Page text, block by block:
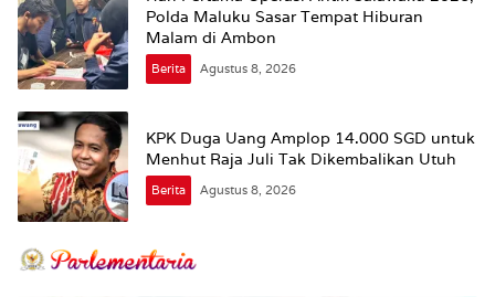
Polda Maluku Sasar Tempat Hiburan
Malam di Ambon
Berita Agustus 8, 2026
KPK Duga Uang Amplop 14.000 SGD untuk
Menhut Raja Juli Tak Dikembalikan Utuh
Berita Agustus 8, 2026